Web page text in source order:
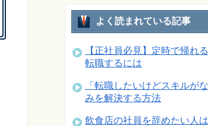
よく読まれている記事
【正社員必見】定時で帰れ
転職するには
「転職したいけどスキルが
みを解決する方法
飲食店の社員を辞めたい人